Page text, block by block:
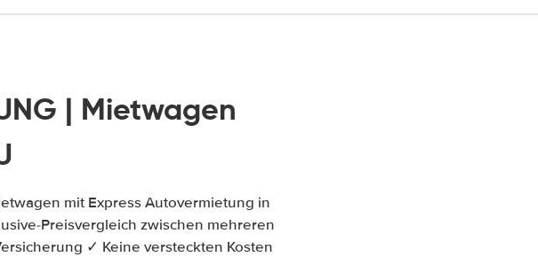
| Mietwagen
mit Express Autovermietung in
Preisvergleich zwischen mehreren
✓ Keine versteckten Kosten